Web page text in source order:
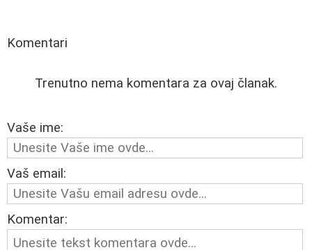
Komentari
Trenutno nema komentara za ovaj članak.
Vaše ime:
Vaš email:
Komentar: